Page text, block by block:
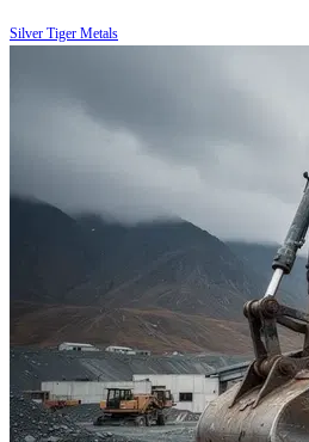
Silver Tiger Metals